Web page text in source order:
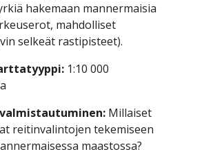
hakemaan mannermaisia
mahdolliset
selkeät rastipisteet).
1:10 000
Millaiset
reitinvalintojen tekemiseen
maastossa?